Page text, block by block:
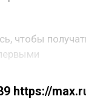
чтобы
https://